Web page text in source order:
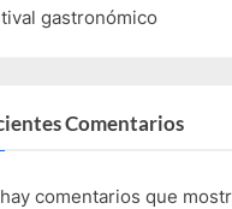
gastronómico
Comentarios
comentarios que